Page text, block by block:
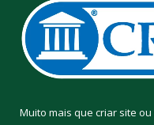
Muito mais que criar site ou